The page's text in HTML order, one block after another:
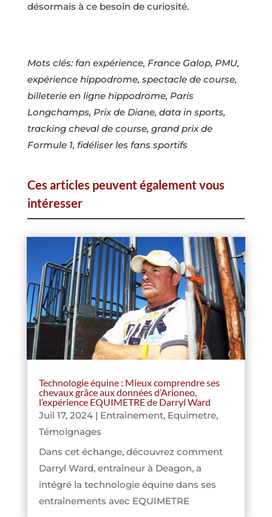
désormais à ce besoin de curiosité.
Mots clés: fan expérience, France Galop, PMU,
expérience hippodrome, spectacle de course,
billeterie en ligne hippodrome, Paris
Longchamps, Prix de Diane, data in sports,
tracking cheval de course, grand prix de
Formule 1, fidéliser les fans sportifs
Ces articles peuvent également vous
intéresser
Technologie équine : Mieux comprendre ses
chevaux grâce aux données d’Arioneo,
l’expérience EQUIMETRE de Darryl Ward
Juil 17, 2024| Entraînement, Equimetre,
Témoignages
Dans cet échange, découvrez comment
Darryl Ward, entraîneur à Deagon, a
intégré la technologie équine dans ses
entraînements avec EQUIMETRE